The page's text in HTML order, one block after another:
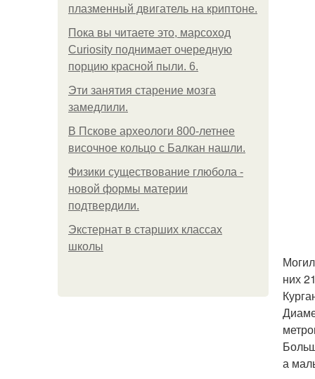
плазменный двигатель на криптоне.
Пока вы читаете это, марсоход
Curiosity поднимает очередную
порцию красной пыли. 6.
Эти занятия старение мозга
замедлили.
В Пскове археологи 800-летнее
височное кольцо с Балкан нашли.
Физики существование глюбола -
новой формы материи
подтвердили.
Экстернат в старших классах
школы
них
а